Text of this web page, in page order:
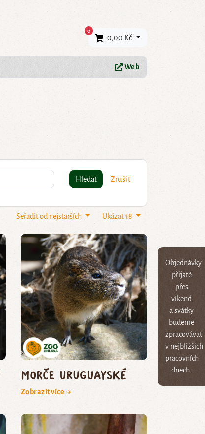
Objednávky
přijaté
přes
víkend
a svátky
budeme
zpracovávat
v nejbližších
pracovních
dnech.
0×
0,00 Kč
Web
Hledat Zrušit
Ukázat 18
Seřadit od nejstarších
morče uruguayské
Zobrazit více →